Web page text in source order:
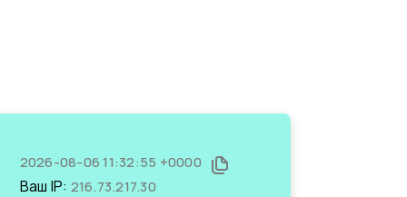
2026-08-06 11:32:55 +0000
Ваш IP: 216.73.217.30